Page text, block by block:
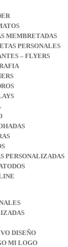
MEMBRETADAS
PERSONALES
– FLYERS
PERSONALIZADAS
DISEÑO
MI LOGO